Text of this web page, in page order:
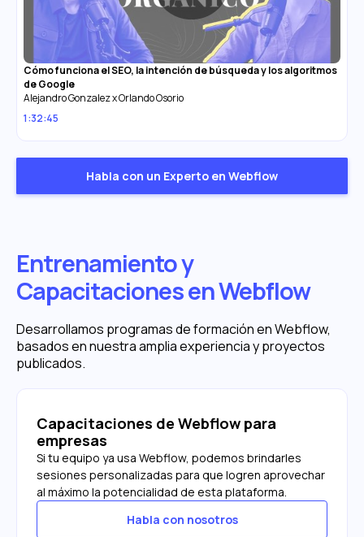
Cómo funciona el SEO, la intención de búsqueda y los algoritmos
de Google
Alejandro Gonzalez x Orlando Osorio
1:32:45
Habla con un Experto en Webflow
Entrenamiento y
Capacitaciones en Webflow
Desarrollamos programas de formación en Webflow,
basados en nuestra amplia experiencia y proyectos
publicados.
Capacitaciones de Webflow para
empresas
Si tu equipo ya usa Webflow, podemos brindarles
sesiones personalizadas para que logren aprovechar
al máximo la potencialidad de esta plataforma.
Habla con nosotros